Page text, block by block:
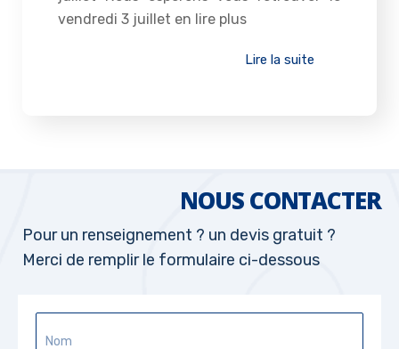
vendredi 3 juillet en lire plus
Lire la suite
NOUS CONTACTER
Pour un renseignement ? un devis gratuit ?
Merci de remplir le formulaire ci-dessous